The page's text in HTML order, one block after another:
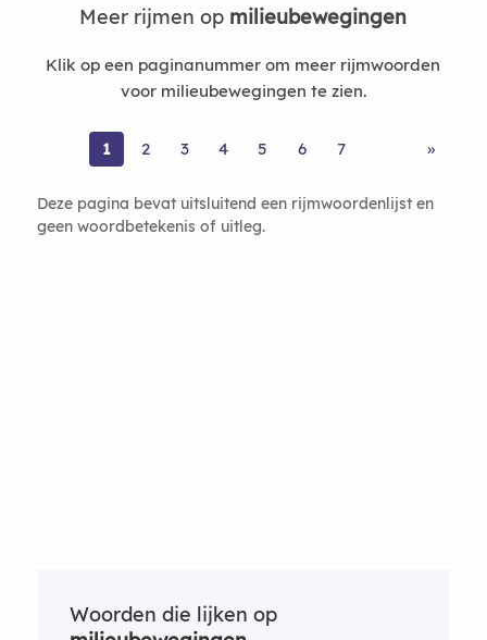
Meer rijmen op milieubewegingen
Klik op een paginanummer om meer rijmwoorden
voor milieubewegingen te zien.
1 2 3 4 5 6 7 »
Deze pagina bevat uitsluitend een rijmwoordenlijst en
geen woordbetekenis of uitleg.
Woorden die lijken op